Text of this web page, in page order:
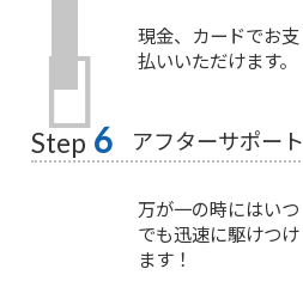
現金、カードでお支
払いいただけます。
Step 6 アフターサポート
万が一の時にはいつ
でも迅速に駆けつけ
ます！